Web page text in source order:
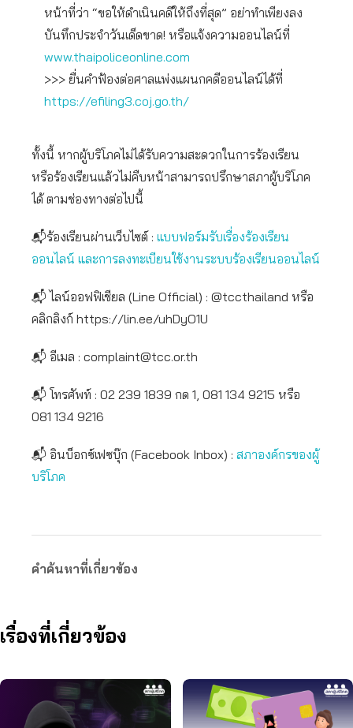
หน้าที่ว่า “ขอให้ดำเนินคดีให้ถึงที่สุด” อย่าทำเพียงลง
บันทึกประจำวันเด็ดขาด! หรือแจ้งความออนไลน์ที่
www.thaipoliceonline.com
>>> ยื่นคำฟ้องต่อศาลแพ่งแผนกคดีออนไลน์ได้ที่
https://efiling3.coj.go.th/
ทั้งนี้ หากผู้บริโภคไม่ได้รับความสะดวกในการร้องเรียน
หรือร้องเรียนแล้วไม่คืบหน้าสามารถปรึกษาสภาผู้บริโภค
ได้ ตามช่องทางต่อไปนี้
📬ร้องเรียนผ่านเว็บไซต์ : แบบฟอร์มรับเรื่องร้องเรียน
ออนไลน์ และการลงทะเบียนใช้งานระบบร้องเรียนออนไลน์
📬 ไลน์ออฟฟิเชียล (Line Official) : @tccthailand หรือ
คลิกลิงก์ https://lin.ee/uhDyO1U
📬 อีเมล : complaint@tcc.or.th
📬 โทรศัพท์ : 02 239 1839 กด 1, 081 134 9215 หรือ
081 134 9216
📬 อินบ็อกซ์เฟซบุ๊ก (Facebook Inbox) : สภาองค์กรของผู้
บริโภค
คำค้นหาที่เกี่ยวข้อง
เรื่องที่เกี่ยวข้อง